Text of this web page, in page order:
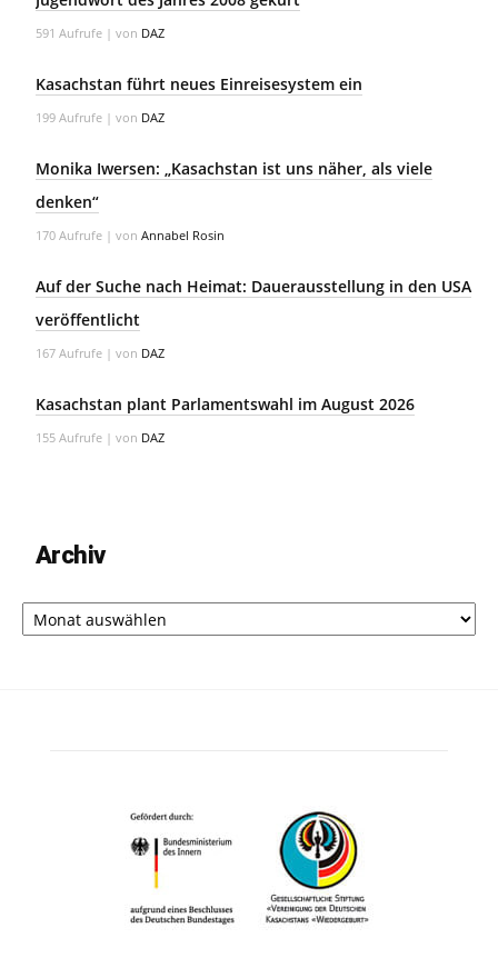
591 Aufrufe | von DAZ
Kasachstan führt neues Einreisesystem ein
199 Aufrufe | von DAZ
Monika Iwersen: „Kasachstan ist uns näher, als viele
denken“
170 Aufrufe | von Annabel Rosin
Auf der Suche nach Heimat: Dauerausstellung in den USA
veröffentlicht
167 Aufrufe | von DAZ
Kasachstan plant Parlamentswahl im August 2026
155 Aufrufe | von DAZ
Archiv
Archiv